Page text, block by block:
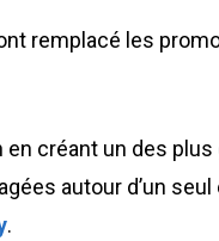
remplacé les
créant un des
autour d’un
.